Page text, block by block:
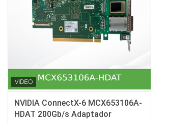
NVIDIA ConnectX-6 MCX653106A-
HDAT 200Gb/s Adaptador